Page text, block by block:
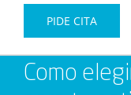
PIDE CITA
Como